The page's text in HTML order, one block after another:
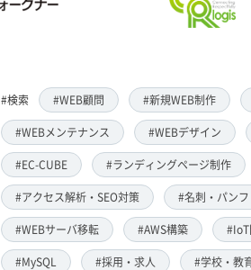
#検索 #WEB顧問 #新規WEB制作
#WEBメンテナンス #WEBデザイン
#EC-CUBE #ランディングページ制作
#アクセス解析・SEO対策 #名刺・パン
#WEBサーバ移転 #AWS構築
#MySQL #採用・求人 #学校・教